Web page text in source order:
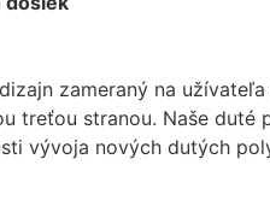
zameraný na
treťou stranou. Naše
vývoja nových dutých